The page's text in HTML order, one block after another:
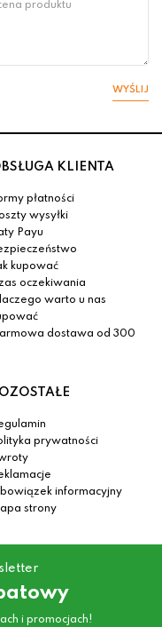
WYŚLIJ
KLIENTA
płatności
wysyłki
Payu
kupować
oczekiwania
warto u nas
dostawa od 300
prywatności
informacyjny
strony
i promocjach!